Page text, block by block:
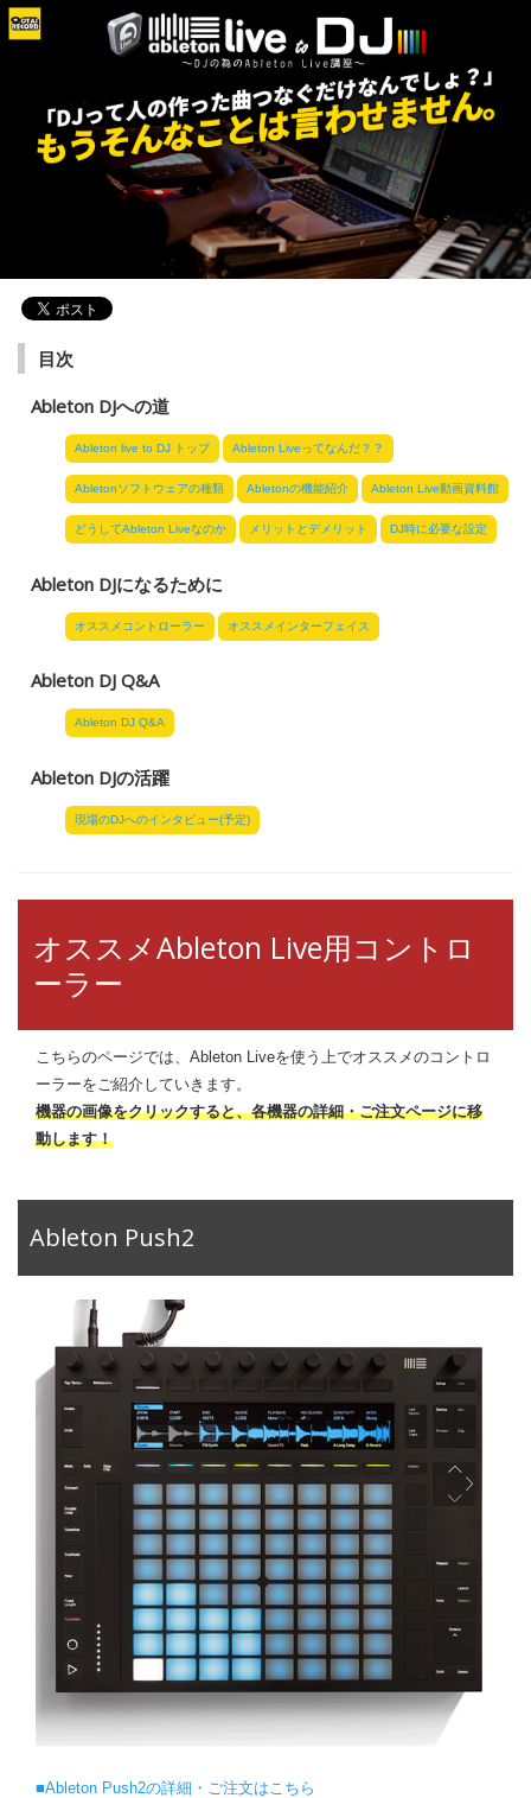
目次
Ableton DJへの道
Ableton live to DJ トップ Ableton Liveってなんだ？？
Abletonソフトウェアの種類 Abletonの機能紹介 Ableton Live動画資料館
どうしてAbleton Liveなのか メリットとデメリット DJ時に必要な設定
Ableton DJになるために
オススメコントローラー オススメインターフェイス
Ableton DJ Q&A
Ableton DJ Q&A
Ableton DJの活躍
現場のDJへのインタビュー(予定)
オススメAbleton Live用コントロ
ーラー
こちらのページでは、Ableton Liveを使う上でオススメのコントロ
ーラーをご紹介していきます。
機器の画像をクリックすると、各機器の詳細・ご注文ページに移
動します！
Ableton Push2
■Ableton Push2の詳細・ご注文はこちら